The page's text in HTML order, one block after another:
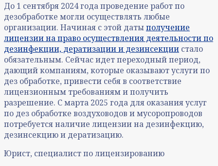
До 1 сентября 2024 года проведение работ по
дезобработке могли осуществлять любые
организации. Начиная с этой датыполучение
лицензии на право осуществления деятельности по
дезинфекции, дератизации и дезинсекции стало
обязательным. Сейчас идет переходный период,
дающий компаниям, которые оказывают услуги по
дез обработке, привести себя в соответствие
лицензионным требованиям и получить
разрешение. С марта 2025 года для оказания услуг
по дез обработке воздуховодов и мусоропроводов
потребуется наличие лицензии на дезинфекцию,
дезинсекцию и дератизацию.
Юрист, специалист по лицензированию